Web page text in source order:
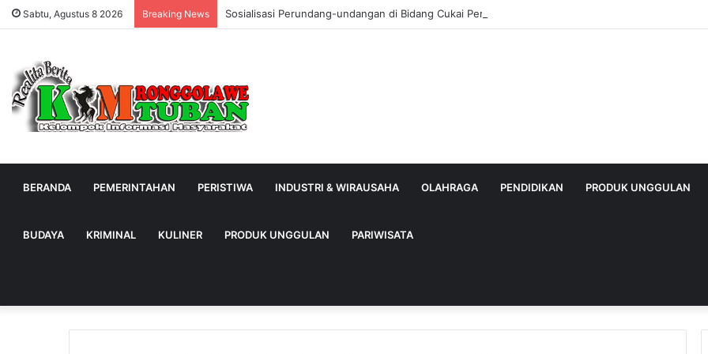
Sabtu, Agustus 8 2026 Breaking News Sosialisasi Perundang-undangan di Bidang Cukai Perkuat Komitmen Berantas Rokok Ilegal di
BERANDA PEMERINTAHAN PERISTIWA INDUSTRI & WIRAUSAHA OLAHRAGA PENDIDIKAN PRODUK UNGGULAN
BUDAYA KRIMINAL KULINER PRODUK UNGGULAN PARIWISATA